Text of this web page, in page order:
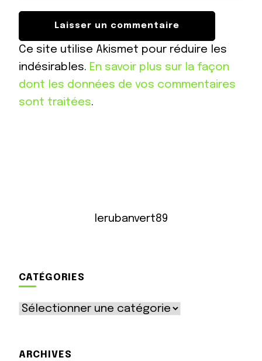
Ce site utilise Akismet pour réduire les
indésirables. En savoir plus sur la façon
dont les données de vos commentaires
sont traitées.
lerubanvert89
CATÉGORIES
Catégories
ARCHIVES